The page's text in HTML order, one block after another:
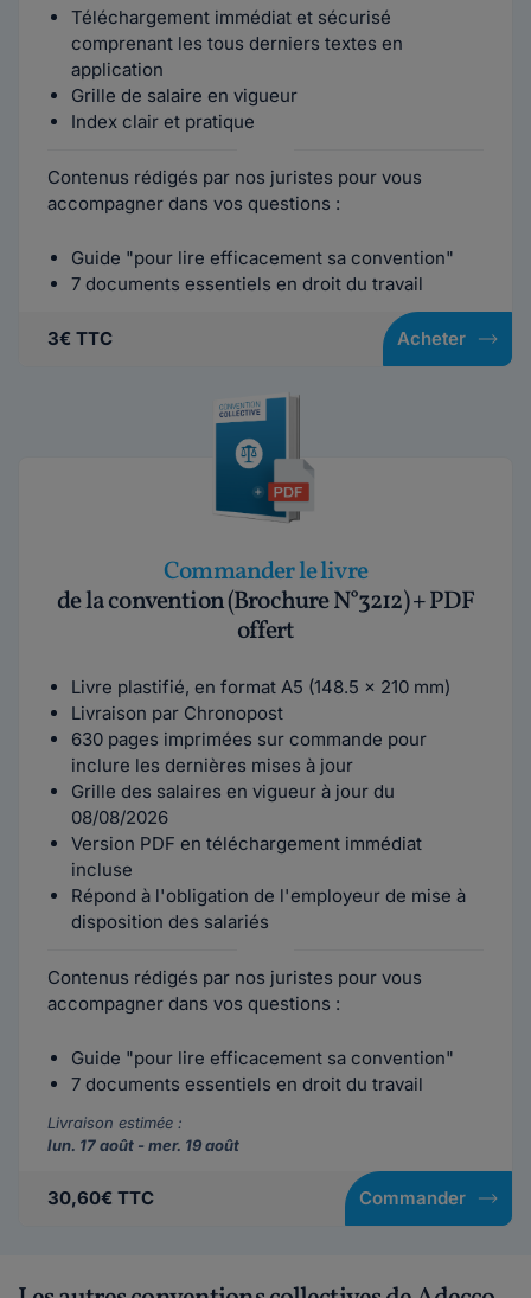
Téléchargement immédiat et sécurisé
comprenant les tous derniers textes en
application
Grille de salaire en vigueur
Index clair et pratique
Contenus rédigés par nos juristes pour vous
accompagner dans vos questions :
Guide "pour lire efficacement sa convention"
7 documents essentiels en droit du travail
3€ TTC Acheter
Commander le livre
de la convention (Brochure N°3212) + PDF
offert
Livre plastifié, en format A5 (148.5 x 210 mm)
Livraison par Chronopost
630 pages imprimées sur commande pour
inclure les dernières mises à jour
Grille des salaires en vigueur à jour du
08/08/2026
Version PDF en téléchargement immédiat
incluse
Répond à l'obligation de l'employeur de mise à
disposition des salariés
Contenus rédigés par nos juristes pour vous
accompagner dans vos questions :
Guide "pour lire efficacement sa convention"
7 documents essentiels en droit du travail
Livraison estimée :
lun. 17 août - mer. 19 août
30,60€ TTC Commander